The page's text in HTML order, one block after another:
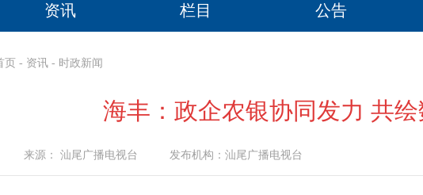
资讯 栏目 公告
页 - 资讯 - 时政新闻
海丰：政企农银协同发力 共
源： 汕尾广播电视台 发布机构： 汕尾广播电视台